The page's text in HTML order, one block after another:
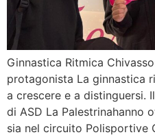
Ginnastica Ritmica
protagonista La ginnastica
a crescere e a distinguersi.
di ASD La Palestrinahanno
sia nel circuito Polisportive